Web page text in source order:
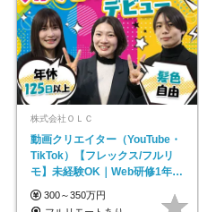
株式会社ＯＬＣ
動画クリエイター（YouTube・
TikTok）【フレックス/フルリ
モ】未経験OK｜Web研修1年間
｜副業OK
300～350万円